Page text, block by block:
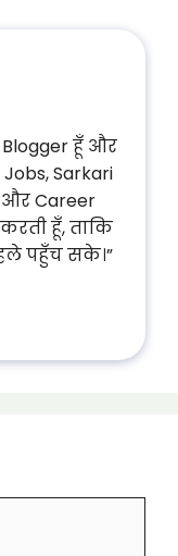
हूँ और
Sarkari
और Career
हूँ, ताकि
पहुँच सके।”